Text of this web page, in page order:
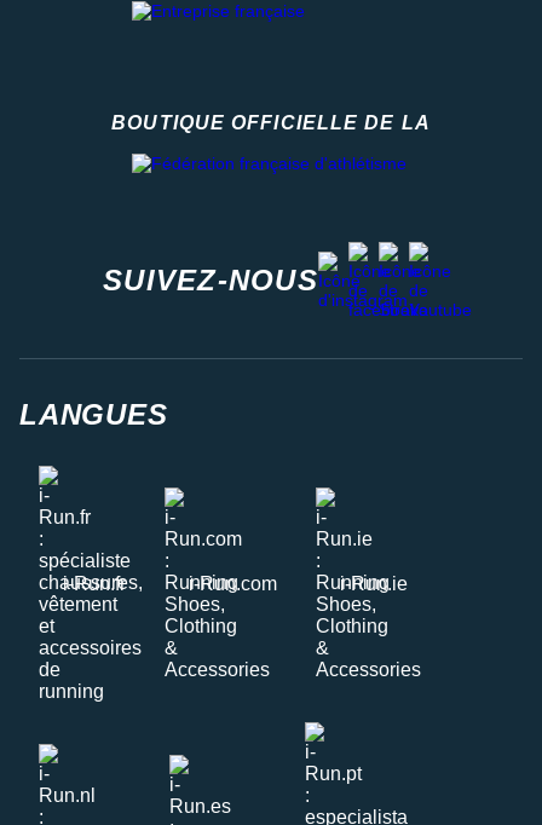
BOUTIQUE OFFICIELLE DE LA
SUIVEZ-NOUS
instagram
facebook
stravayoutube
LANGUES
i-Run.fr i-Run.com i-Run.ie